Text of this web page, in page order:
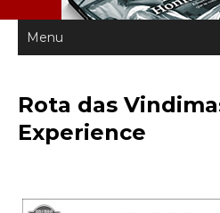
Rota das
Experience